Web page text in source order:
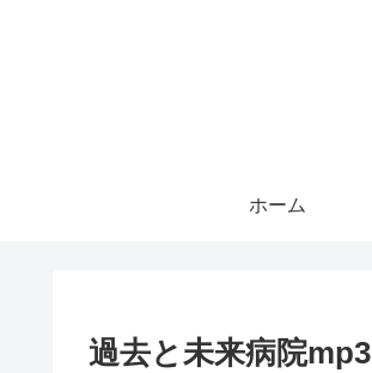
ホーム
過去と未来病院mp3